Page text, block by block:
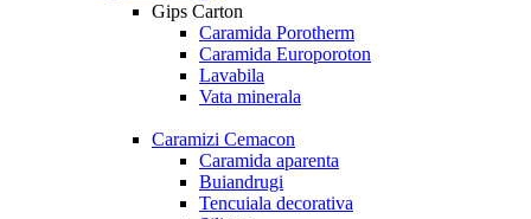
Gips Carton
Caramida Porotherm
Caramida Europoroton
Lavabila
Vata minerala
Caramizi Cemacon
Caramida aparenta
Buiandrugi
Tencuiala decorativa